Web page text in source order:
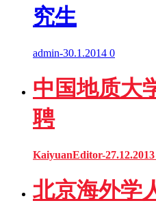
究生
admin-30.1.2014 0
中国地质大
聘
KaiyuanEditor-27.12.2013
北京海外学